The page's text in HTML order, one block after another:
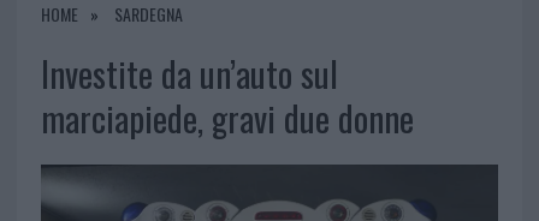
HOME SARDEGNA
Investite da un’auto sul
marciapiede, gravi due donne